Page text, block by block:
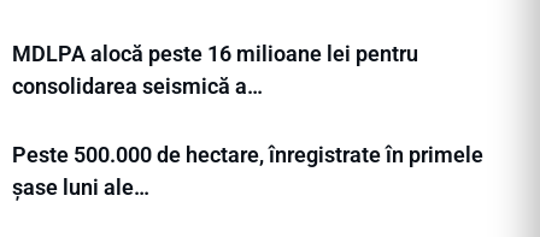
MDLPA alocă peste 16 milioane lei pentru
consolidarea seismică a…
Peste 500.000 de hectare, înregistrate în primele
șase luni ale…